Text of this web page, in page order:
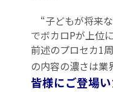
“子どもが将来
でボカロPが上位
前述のプロセカ1
の内容の濃さは
皆様にご登場